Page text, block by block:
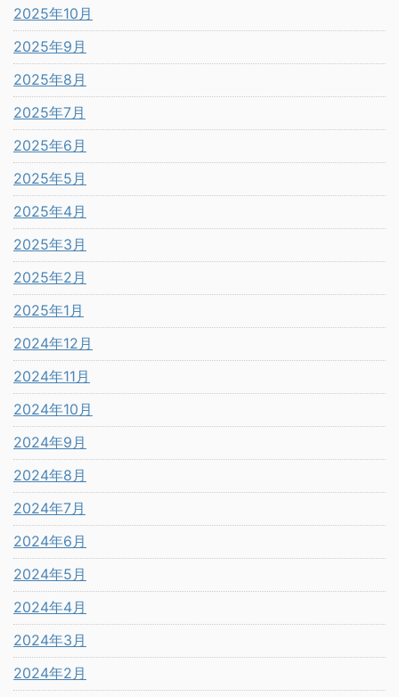
2025年10月
2025年9月
2025年8月
2025年7月
2025年6月
2025年5月
2025年4月
2025年3月
2025年2月
2025年1月
2024年12月
2024年11月
2024年10月
2024年9月
2024年8月
2024年7月
2024年6月
2024年5月
2024年4月
2024年3月
2024年2月